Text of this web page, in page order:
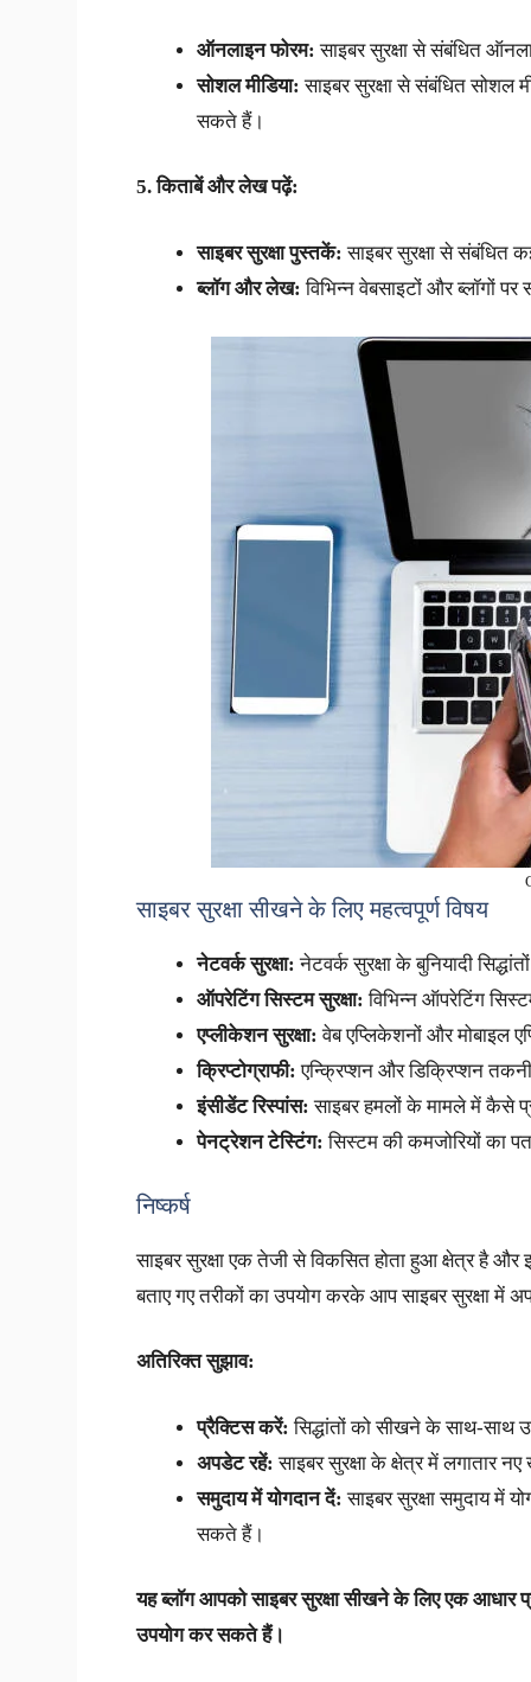
ऑनलाइन फोरम: साइबर सुरक्षा से संबंधित
सोशल मीडिया: साइबर सुरक्षा से संबंधित सोशल
सकते हैं।
5. किताबें और लेख पढ़ें:
साइबर सुरक्षा पुस्तकें: साइबर सुरक्षा से संबंधित
ब्लॉग और लेख: विभिन्न वेबसाइटों और ब्लॉगों
साइबर सुरक्षा सीखने के लिए महत्वपूर्ण विषय
नेटवर्क सुरक्षा: नेटवर्क सुरक्षा के बुनियादी
ऑपरेटिंग सिस्टम सुरक्षा: विभिन्न ऑपरेटिंग
एप्लीकेशन सुरक्षा: वेब एप्लिकेशनों और मोबाइल
क्रिप्टोग्राफी: एन्क्रिप्शन और डिक्रिप्शन
इंसीडेंट रिस्पांस: साइबर हमलों के मामले में कैसे
पेनट्रेशन टेस्टिंग: सिस्टम की कमजोरियों का
निष्कर्ष
साइबर सुरक्षा एक तेजी से विकसित होता हुआ क्षेत्र है
बताए गए तरीकों का उपयोग करके आप साइबर सुरक्षा
अतिरिक्त सुझाव:
प्रैक्टिस करें: सिद्धांतों को सीखने के साथ-साथ
अपडेट रहें: साइबर सुरक्षा के क्षेत्र में लगातार
समुदाय में योगदान दें: साइबर सुरक्षा समुदाय में
सकते हैं।
यह ब्लॉग आपको साइबर सुरक्षा सीखने के लिए एक
उपयोग कर सकते हैं।